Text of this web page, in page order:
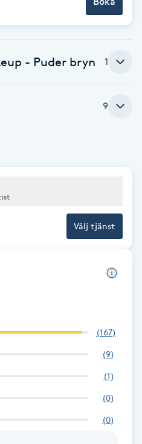
- Puder bryn 1
9
Välj tjänst
(167)
(9)
(1)
(0)
(0)